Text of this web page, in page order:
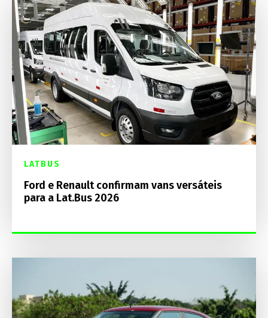
LATBUS
Ford e Renault confirmam vans versáteis
para a Lat.Bus 2026